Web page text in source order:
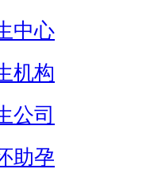
中心
机构
公司
助孕